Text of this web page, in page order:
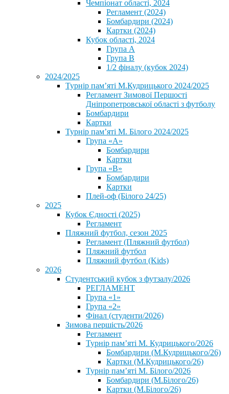
Чемпіонат області, 2024
Регламент (2024)
Бомбардири (2024)
Картки (2024)
Кубок області, 2024
Група А
Група В
1/2 фіналу (кубок 2024)
2024/2025
Турнір пам’яті М.Кудрицького 2024/2025
Регламент Зимової Першості
Дніпропетровської області з футболу
Бомбардири
Картки
Турнір пам’яті М. Білого 2024/2025
Група «А»
Бомбардири
Картки
Група «В»
Бомбардири
Картки
Плей-оф (Білого 24/25)
2025
Кубок Єдності (2025)
Регламент
Пляжний футбол, сезон 2025
Регламент (Пляжний футбол)
Пляжний футбол
Пляжний футбол (Kids)
2026
Студентський кубок з футзалу/2026
РЕГЛАМЕНТ
Група «1»
Група «2»
Фінал (студенти/2026)
⁨Зимова першість/2026⁩
Регламент
Турнір пам’яті М. Кудрицького/2026
Бомбардири (М.Кудрицького/26)
Картки (М.Кудрицького/26)
Турнір пам’яті М. Білого/2026
Бомбардири (М.Білого/26)
Картки (М.Білого/26)